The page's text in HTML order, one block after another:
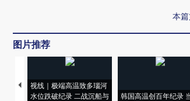
本
图片推荐
视线｜极端高温致多瑙河
水位跌破纪录 二战沉船与
韩国高温创百年纪录